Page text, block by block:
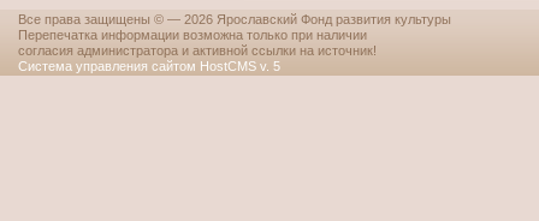
Все права защищены © — 2026 Ярославский Фонд развития культуры
Перепечатка информации возможна только при наличии
согласия администратора и активной ссылки на источник!
Система управления сайтом HostCMS v. 5